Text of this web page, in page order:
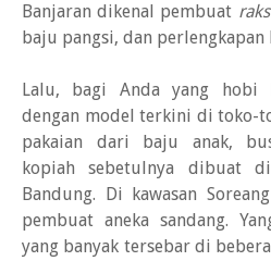
Banjaran dikenal pembuat
baju pangsi, dan perlengkapan
Lalu, bagi Anda yang hobi
dengan model terkini di toko-
pakaian dari baju anak,
kopiah sebetulnya dibuat
Bandung. Di kawasan
pembuat aneka sandang.
yang banyak tersebar di